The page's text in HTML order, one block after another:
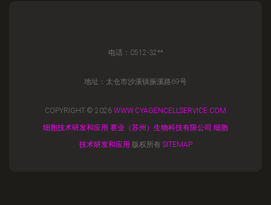
电话：0512-32**
地址：太仓市沙溪镇振溪路69号
COPYRIGHT © 2026 WWW.CYAGENCELLSERVICE.COM
细胞技术研发和应用 赛业（苏州）生物科技有限公司 细胞
技术研发和应用 版权所有 SITEMAP